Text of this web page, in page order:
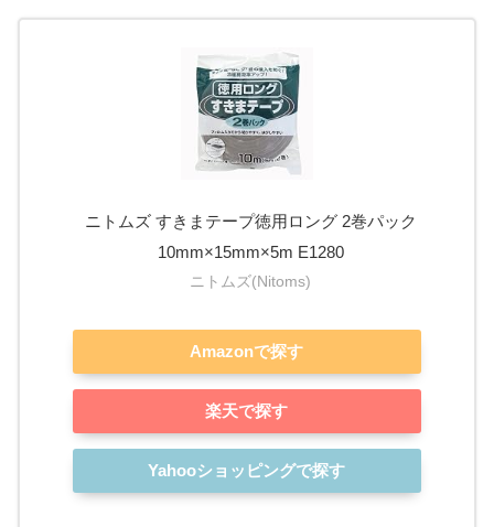
ニトムズ すきまテープ徳用ロング 2巻パック
10mm×15mm×5m E1280
ニトムズ(Nitoms)
Amazonで探す
楽天で探す
Yahooショッピングで探す